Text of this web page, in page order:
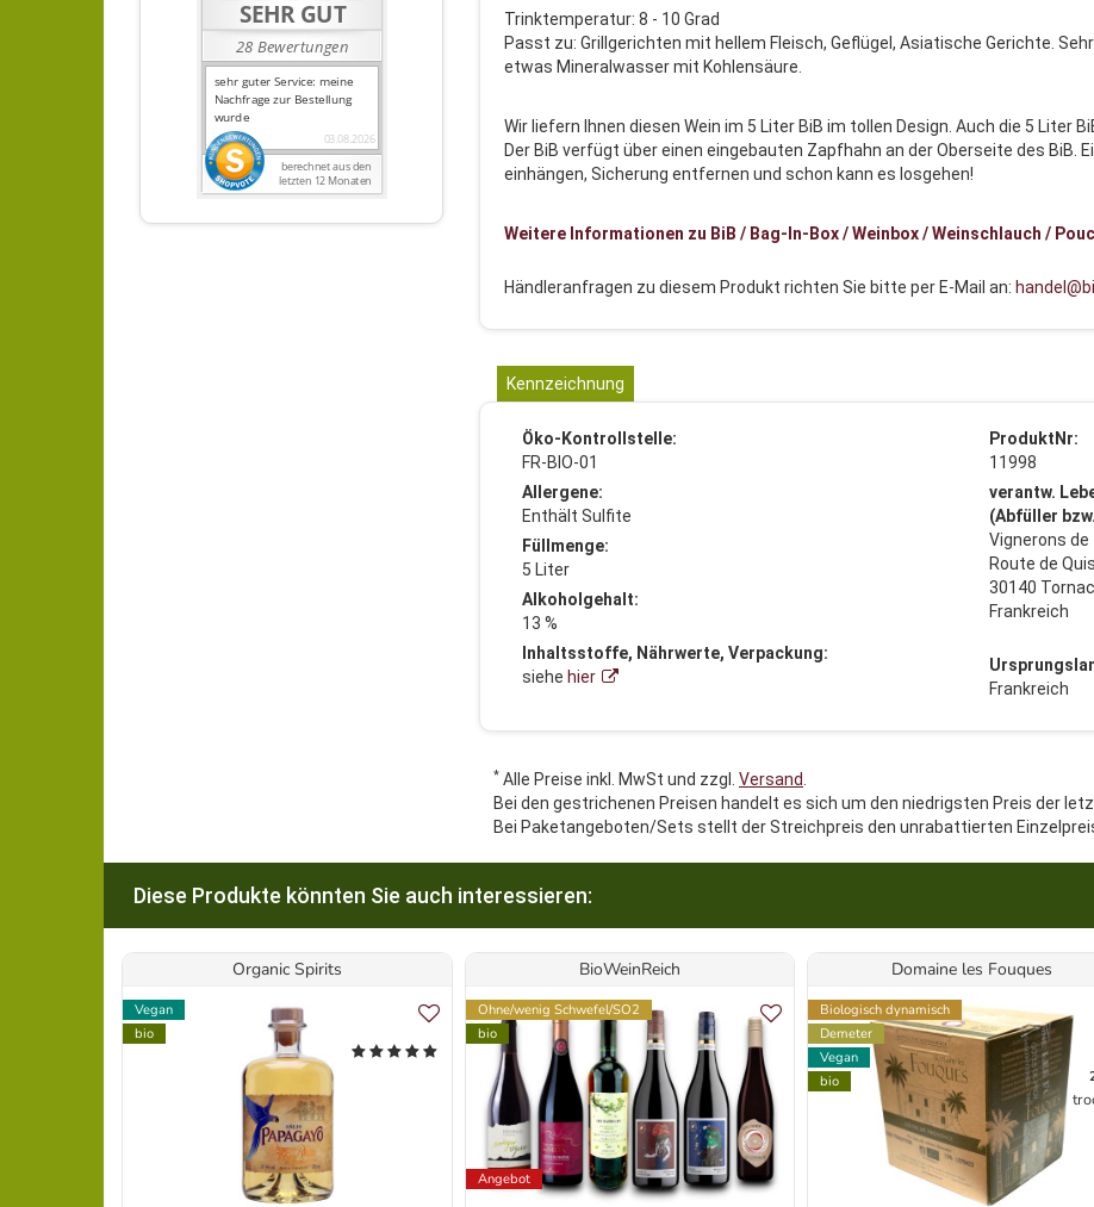
Trinktemperatur: 8 - 10 Grad
Passt zu: Grillgerichten mit hellem Fleisch, Geflügel, Asiatische Gerichte.
etwas Mineralwasser mit Kohlensäure.
Wir liefern Ihnen diesen Wein im 5 Liter BiB im tollen Design. Auch die 5 Liter
Der BiB verfügt über einen eingebauten Zapfhahn an der Oberseite des BiB.
einhängen, Sicherung entfernen und schon kann es losgehen!
Weitere Informationen zu BiB / Bag-In-Box / Weinbox / Weinschlauch /
Händleranfragen zu diesem Produkt richten Sie bitte per E-Mail an:
Kennzeichnung
Öko-Kontrollstelle:
FR-BIO-01
Allergene:
Enthält Sulfite
Füllmenge:
5 Liter
Alkoholgehalt:
13 %
Inhaltsstoffe, Nährwerte, Verpackung:
siehe hier
ProduktNr:
11998
verantw.
(Abfüller
Vignerons de
Route de
30140 Tornac
Frankreich
Frankreich
* Alle Preise inkl. MwSt und zzgl. Versand
Bei den gestrichenen Preisen handelt es sich um den niedrigsten Preis der
Bei Paketangeboten/Sets stellt der Streichpreis den unrabattierten
Diese Produkte könnten Sie auch interessieren:
Organic Spirits
Vegan
bio
BioWeinReich
Ohne/wenig Schwefel/SO2
bio
Angebot
Domaine les Fouques
Biologisch dynamisch
Demeter
Vegan
bio